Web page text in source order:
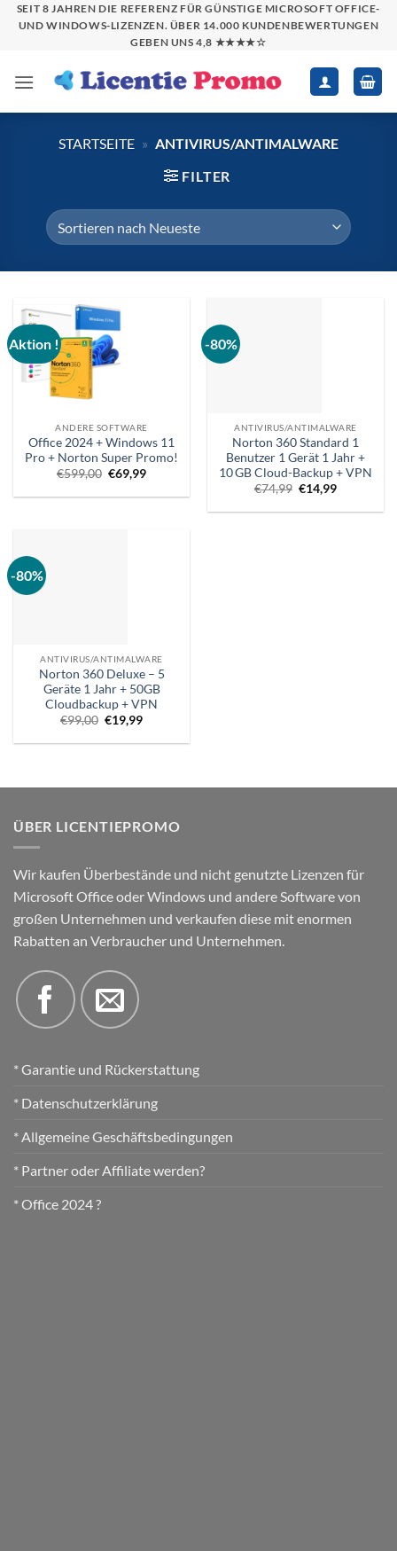
Zum
Inhalt
SEIT 8 JAHREN DIE REFERENZ FÜR GÜNSTIGE MICROSOFT OFFICE-
UND WINDOWS-LIZENZEN. ÜBER 14.000 KUNDENBEWERTUNGEN
GEBEN UNS 4,8 ★★★★☆
STARTSEITE » ANTIVIRUS/ANTIMALWARE
FILTER
Aktion !
ANDERE SOFTWARE
Office 2024 + Windows 11
Pro + Norton Super Promo!
€599,00 Ursprünglicher
Preis
war:
€69,99Aktueller
ist:
-80%
ANTIVIRUS/ANTIMALWARE
Norton 360 Standard 1
Benutzer 1 Gerät 1 Jahr +
10 GB Cloud-Backup + VPN
€74,99 Ursprünglicher
Preis
war:
€14,99Aktueller
ist:
-80%
ANTIVIRUS/ANTIMALWARE
Norton 360 Deluxe – 5
Geräte 1 Jahr + 50GB
Cloudbackup + VPN
€99,00 Ursprünglicher
Preis
war:
€19,99Aktueller
ist:
ÜBER LICENTIEPROMO
Wir kaufen Überbestände und nicht genutzte Lizenzen für
Microsoft Office oder Windows und andere Software von
großen Unternehmen und verkaufen diese mit enormen
Rabatten an Verbraucher und Unternehmen.
* Garantie und Rückerstattung
* Datenschutzerklärung
* Allgemeine Geschäftsbedingungen
* Partner oder Affiliate werden?
* Office 2024 ?